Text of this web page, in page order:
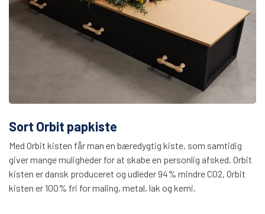
Sort Orbit papkiste
Med Orbit kisten får man en bæredygtig kiste, som samtidig
giver mange muligheder for at skabe en personlig afsked, Orbit
kisten er dansk produceret og udleder 94% mindre CO2, Orbit
kisten er 100% fri for maling, metal, lak og kemi.